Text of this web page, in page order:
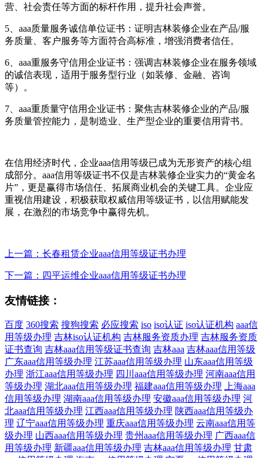
营、社会责任等方面的标杆作用，提升社会声誉。
5、aaa质量服务诚信单位证书：证明吉林装修企业在产品/服
务质量、客户服务等方面符合高标准，增强消费者信任。
6、aaa重服务守信用企业证书：强调吉林装修企业在服务领域
的诚信表现，适用于服务型行业（如装修、金融、咨询
等）。
7、aaa重质量守信用企业证书：聚焦吉林装修企业的产品/服
务质量管控能力，是制造业、生产型企业的重要信用背书。
在信用经济时代，企业aaa信用等级已成为无形资产的核心组
成部分。aaa信用等级证书不仅是吉林装修企业实力的“黄金名
片”，更是赢得市场信任、拓展商业机会的关键工具。企业应
重视信用建设，积极获取权威信用等级证书，以信用赋能发
展，在激烈的市场竞争中赢得先机。
上一篇：长春租赁企业aaa信用等级证书办理
下一篇：四平运维企业aaa信用等级证书办理
友情链接：
百度 360搜索 搜狗搜索 必应搜索 iso iso认证 iso认证机构 aaa信
用等级办理 吉林iso认证机构 吉林服务资质办理 吉林服务资质
证书查询 吉林aaa信用等级证书查询 吉林aaa 吉林aaa信用等级
广东aaa信用等级办理 江苏aaa信用等级办理 山东aaa信用等级
办理 浙江aaa信用等级办理 四川aaa信用等级办理 河南aaa信用
等级办理 湖北aaa信用等级办理 福建aaa信用等级办理
上海aaa
信用等级办理 湖南aaa信用等级办理 安徽aaa信用等级办理 河
北aaa信用等级办理 江西aaa信用等级办理 陕西aaa信用等级办
理 辽宁aaa信用等级办理 重庆aaa信用等级办理 云南aaa信用等
级办理 山西aaa信用等级办理 贵州aaa信用等级办理 广西aaa信
用等级办理 新疆aaa信用等级办理 吉林aaa信用等级办理 甘肃